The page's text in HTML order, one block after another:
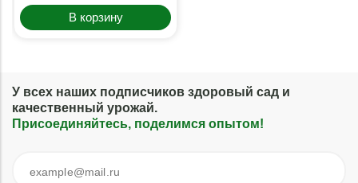
В корзину
У всех наших подписчиков здоровый сад и
качественный урожай.
Присоединяйтесь, поделимся опытом!